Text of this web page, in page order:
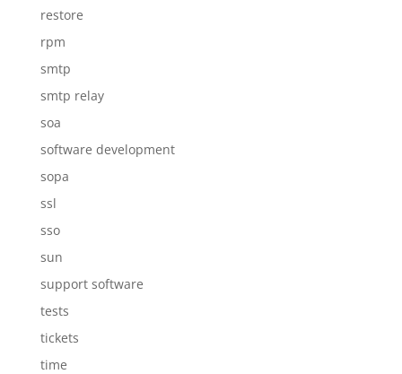
restore
rpm
smtp
smtp relay
soa
software development
sopa
ssl
sso
sun
support software
tests
tickets
time